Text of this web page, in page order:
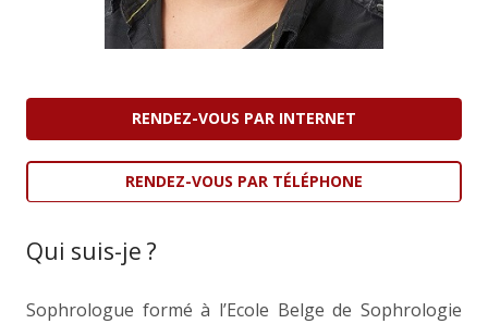
RENDEZ-VOUS PAR INTERNET
RENDEZ-VOUS PAR TÉLÉPHONE
Qui suis-je ?
Sophrologue formé à l’Ecole Belge de Sophrologie